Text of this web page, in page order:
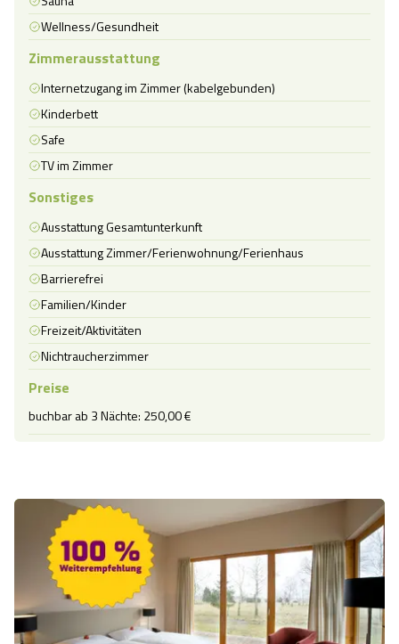
Wellness/Gesundheit
Zimmerausstattung
Internetzugang im Zimmer (kabelgebunden)
Kinderbett
Safe
TV im Zimmer
Sonstiges
Ausstattung Gesamtunterkunft
Ausstattung Zimmer/Ferienwohnung/Ferienhaus
Barrierefrei
Familien/Kinder
Freizeit/Aktivitäten
Nichtraucherzimmer
Preise
buchbar ab 3 Nächte: 250,00 €